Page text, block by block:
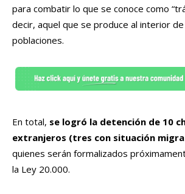
para combatir lo que se conoce como
decir, aquel que se produce al interior
poblaciones.
En total, se logró la detención de 10
extranjeros (tres con situación
quienes serán formalizados
la Ley 20.000.